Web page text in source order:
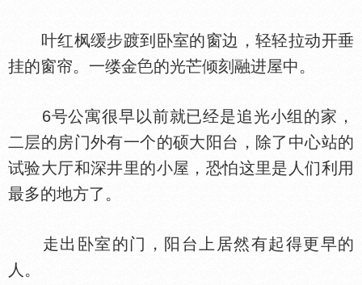
叶红枫缓步踱到卧室的窗边，轻轻拉动开垂
挂的窗帘。一缕金
的光芒倾刻融进屋中。
6号公寓很早以前就已经是追光小组的家，
二层的房门外有一个的硕大阳台，除了中心站的
试验大厅和深井里的小屋，恐怕这里是人们利用
最多的地方了。
走出卧室的门，阳台上居然有起得更早的
人。